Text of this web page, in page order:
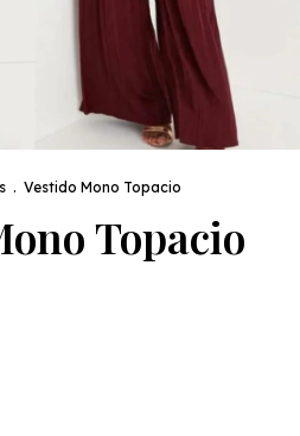
. Vestido Mono Topacio
Topacio